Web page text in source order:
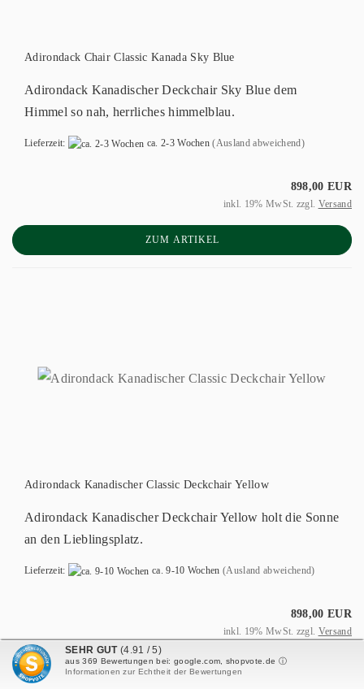
Adirondack Chair Classic Kanada Sky Blue
Adirondack Kanadischer Deckchair Sky Blue dem
Himmel so nah, herrliches himmelblau.
Lieferzeit: ca. 2-3 Wochen (Ausland abweichend)
898,00 EUR
inkl. 19% MwSt. zzgl. Versand
ZUM ARTIKEL
Adirondack Kanadischer Classic Deckchair Yellow
Adirondack Kanadischer Deckchair Yellow holt die Sonne
an den Lieblingsplatz.
Lieferzeit: ca. 9-10 Wochen (Ausland abweichend)
898,00 EUR
inkl. 19% MwSt. zzgl. Versand
ZUM ARTIKEL
SEHR GUT (4.91 / 5)
aus369 Bewertungen bei: google.com, shopvote.de ⓘ
Informationen zur Echtheit der Bewertungen